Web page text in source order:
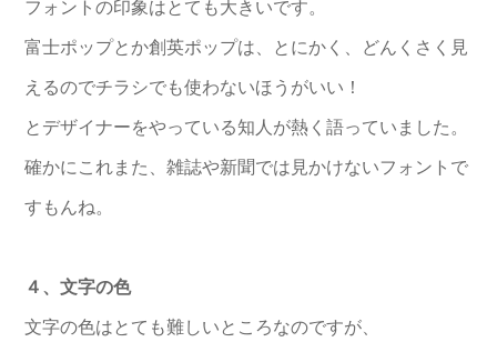
フォントの印象はとても大きいです。
富士ポップとか創英ポップは、とにかく、どんくさく見
えるのでチラシでも使わないほうがいい！
とデザイナーをやっている知人が熱く語っていました。
確かにこれまた、雑誌や新聞では見かけないフォントで
すもんね。
４、文字の色
文字の色はとても難しいところなのですが、